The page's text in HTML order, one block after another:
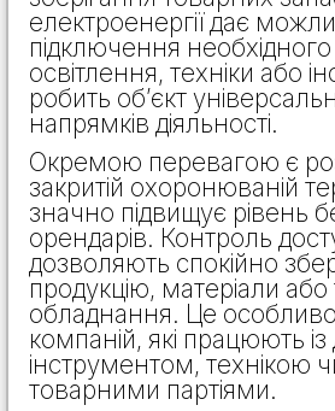
електроенергії дає
підключення
освітлення, техніки або
робить об’єкт
напрямків діяльності.
Окремою перевагою є
закритій охоронюваній
значно підвищує рівень
орендарів. Контроль
дозволяють спокійно
продукцію, матеріали або
обладнання. Це
компаній, які працюють
інструментом, технікою
товарними партіями.